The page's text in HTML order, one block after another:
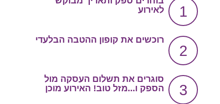
טיפים לחתונה
צור קשר
סרטון הסבר
1
לאירוע
2
רוכשים את קופון ההטבה הבלעדי
3
סוגרים את תשלום העסקה מול
הספק ו...מזל טוב! האירוע מוכן